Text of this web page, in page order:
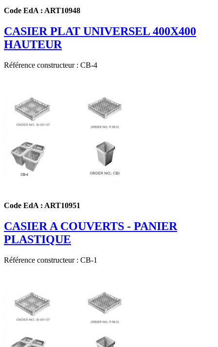
Code EdA : ART10948
CASIER PLAT UNIVERSEL 400X400
HAUTEUR
Référence constructeur : CB-4
Code EdA : ART10951
CASIER A COUVERTS - PANIER
PLASTIQUE
Référence constructeur : CB-1